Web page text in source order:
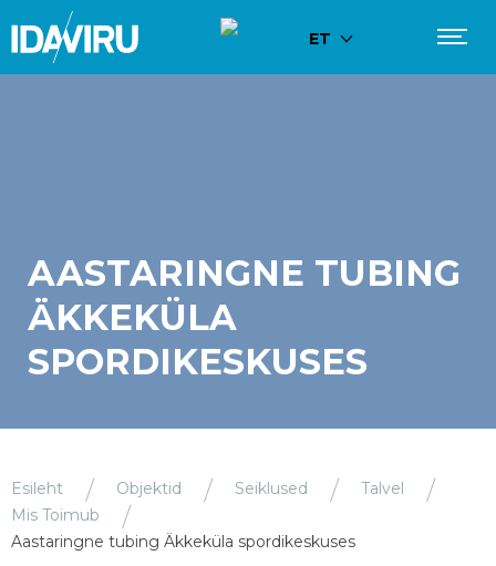
ET
AASTARINGNE TUBING
ÄKKEKÜLA
SPORDIKESKUSES
Esileht Objektid Seiklused
Talvel
Mis Toimub
Aastaringne tubing Äkkeküla spordikeskuses